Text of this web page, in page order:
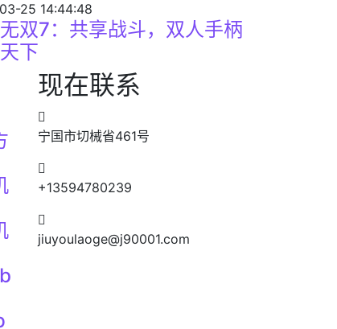
25 14:44:48
双7：共享战斗，双人手柄
下
现在联系
宁国市切械省461号
+13594780239
jiuyoulaoge@j90001.com